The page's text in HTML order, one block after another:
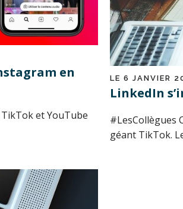
en
et YouTube
LE 6 JANVIER
LinkedIn
#LesCollègues
géant TikTok.